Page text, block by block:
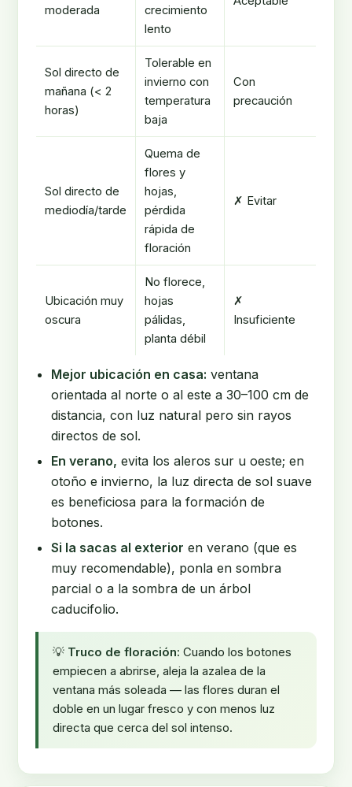
moderada
crecimiento
lento
Sol directo de
mañana (< 2
horas)
Tolerable en
invierno con
temperatura
baja
Con
precaución
Sol directo de
mediodía/tarde
Quema de
flores y
hojas,
pérdida
rápida de
floración
✗ Evitar
Ubicación muy
oscura
No florece,
hojas
pálidas,
planta débil
✗
Insuficiente
Mejor ubicación en casa: ventana
orientada al norte o al este a 30–100 cm de
distancia, con luz natural pero sin rayos
directos de sol.
En verano, evita los aleros sur u oeste; en
otoño e invierno, la luz directa de sol suave
es beneficiosa para la formación de
botones.
Si la sacas al exterior en verano (que es
muy recomendable), ponla en sombra
parcial o a la sombra de un árbol
caducifolio.
💡 Truco de floración: Cuando los botones
empiecen a abrirse, aleja la azalea de la
ventana más soleada — las flores duran el
doble en un lugar fresco y con menos luz
directa que cerca del sol intenso.